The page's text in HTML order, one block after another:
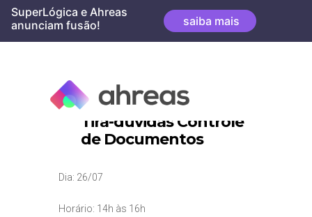
Skip
content
SuperLógica e Ahreas
anunciam fusão!
saiba mais
Tira-dúvidas Controle
de Documentos
Dia: 26/07
Horário: 14h às 16h